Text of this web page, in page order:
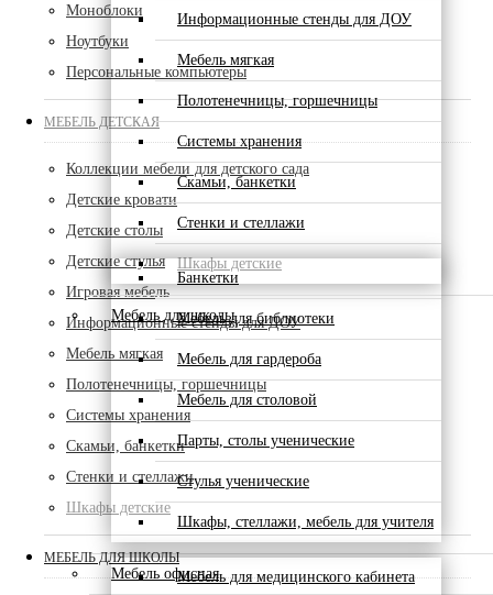
Информационные стенды для ДОУ
Мебель мягкая
Полотенечницы, горшечницы
Системы хранения
Скамьи, банкетки
Стенки и стеллажи
Шкафы детские
Мебель для школы
Банкетки
Мебель для библиотеки
Мебель для гардероба
Мебель для столовой
Парты, столы ученические
Стулья ученические
Шкафы, стеллажи, мебель для учителя
Мебель офиснаяМебель для медицинского кабинета
Моноблоки
Ноутбуки
Персональные компьютеры
МЕБЕЛЬ ДЕТСКАЯ
Коллекции мебели для детского сада
Детские кровати
Детские столы
Детские стулья
Игровая мебель
Информационные стенды для ДОУ
Мебель мягкая
Полотенечницы, горшечницы
Системы хранения
Скамьи, банкетки
Стенки и стеллажи
Шкафы детские
МЕБЕЛЬ ДЛЯ ШКОЛЫ